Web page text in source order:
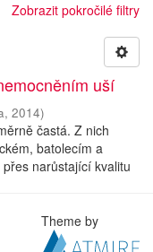
Zobrazit pokročilé filtry
uší
, 2014)
častá. Z nich
batolecím a
narůstající kvalitu
Theme by